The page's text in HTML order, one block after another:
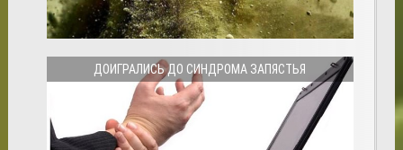
ДОИГРАЛИСЬ ДО СИНДРОМА ЗАПЯСТЬЯ